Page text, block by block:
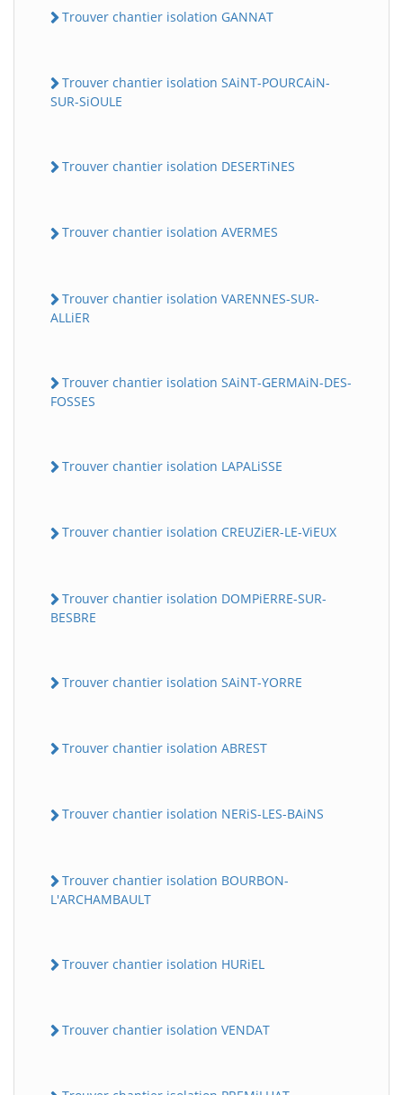
Trouver chantier isolation GANNAT
Trouver chantier isolation SAiNT-POURCAiN-
SUR-SiOULE
Trouver chantier isolation DESERTiNES
Trouver chantier isolation AVERMES
Trouver chantier isolation VARENNES-SUR-
ALLiER
Trouver chantier isolation SAiNT-GERMAiN-DES-
FOSSES
Trouver chantier isolation LAPALiSSE
Trouver chantier isolation CREUZiER-LE-ViEUX
Trouver chantier isolation DOMPiERRE-SUR-
BESBRE
Trouver chantier isolation SAiNT-YORRE
Trouver chantier isolation ABREST
Trouver chantier isolation NERiS-LES-BAiNS
Trouver chantier isolation BOURBON-
L'ARCHAMBAULT
Trouver chantier isolation HURiEL
Trouver chantier isolation VENDAT